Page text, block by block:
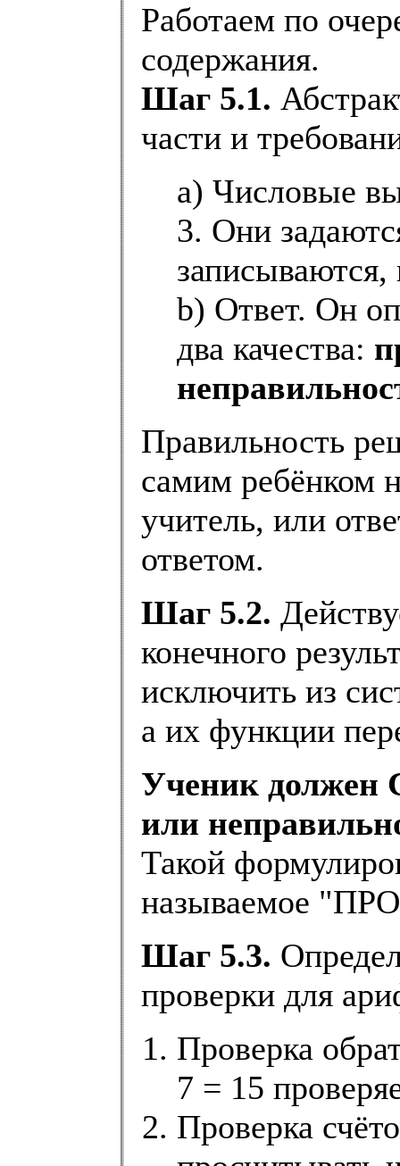
Работаем по
содержания.
Шаг 5.1.
части и
a) Числовые
3. Они
записываются,
b) Ответ. Он
два качества:
Правильность
самим ребёнком
учитель, или
ответом.
Шаг 5.2.
конечного
исключить из
а их функции
Ученик должен
или
Такой
называемое
Шаг 5.3.
проверки для
Проверка
7 = 15
Проверка